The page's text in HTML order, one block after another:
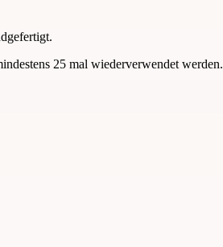
25 mal wiederverwendet werden.